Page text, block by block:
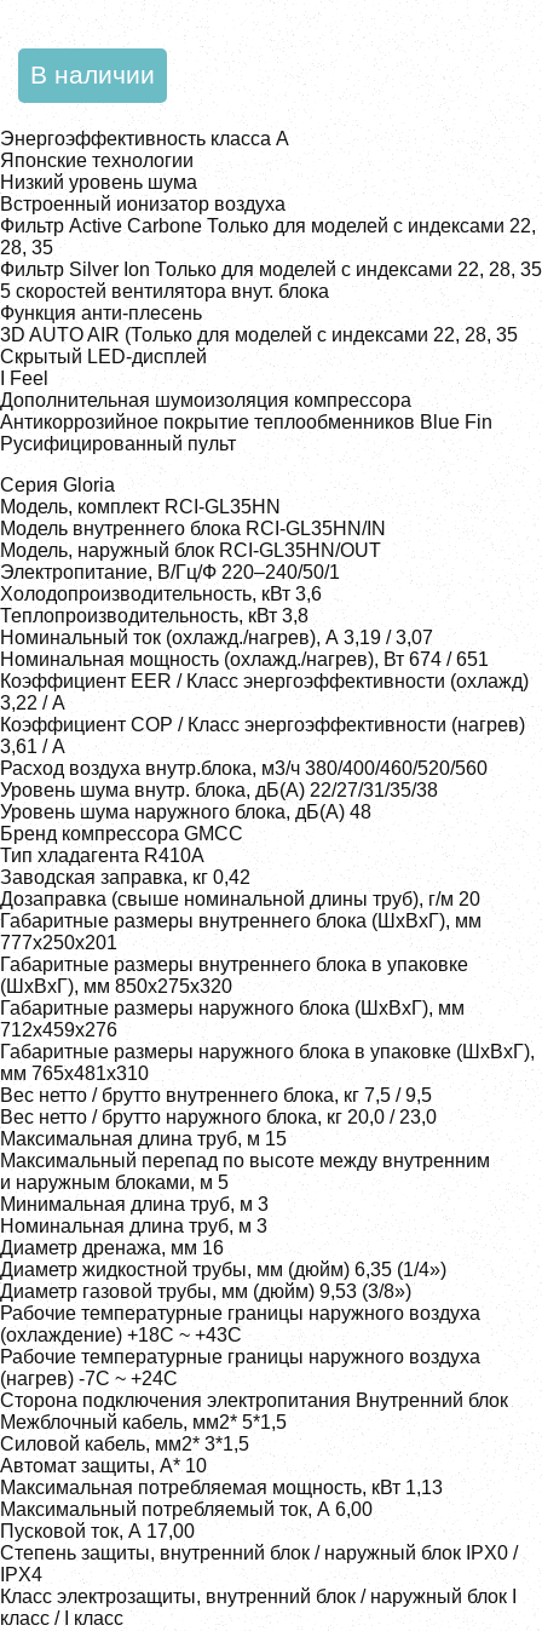
В наличии
Энергоэффективность класса А
Японские технологии
Низкий уровень шума
Встроенный ионизатор воздуха
Фильтр Active Carbone Только для моделей с индексами 22,
28, 35
Фильтр Silver Ion Только для моделей с индексами 22, 28, 35
5 скоростей вентилятора внут. блока
Функция анти-плесень
3D AUTO AIR (Только для моделей с индексами 22, 28, 35
Скрытый LED-дисплей
I Feel
Дополнительная шумоизоляция компрессора
Антикоррозийное покрытие теплообменников Blue Fin
Русифицированный пульт
Серия Gloria
Модель, комплект RCI-GL35HN
Модель внутреннего блока RCI-GL35HN/IN
Модель, наружный блок RCI-GL35HN/OUT
Электропитание, В/Гц/Ф 220–240/50/1
Холодопроизводительность, кВт 3,6
Теплопроизводительность, кВт 3,8
Номинальный ток (охлажд./нагрев), А 3,19 / 3,07
Номинальная мощность (охлажд./нагрев), Вт 674 / 651
Коэффициент EER / Класс энергоэффективности (охлажд)
3,22 / A
Коэффициент COP / Класс энергоэффективности (нагрев)
3,61 / A
Расход воздуха внутр.блока, м3/ч 380/400/460/520/560
Уровень шума внутр. блока, дБ(А) 22/27/31/35/38
Уровень шума наружного блока, дБ(A) 48
Бренд компрессора GMCC
Тип хладагента R410A
Заводская заправка, кг 0,42
Дозаправка (свыше номинальной длины труб), г/м 20
Габаритные размеры внутреннего блока (ШxВxГ), мм
777x250x201
Габаритные размеры внутреннего блока в упаковке
(ШхВхГ), мм 850x275x320
Габаритные размеры наружного блока (ШxВxГ), мм
712x459x276
Габаритные размеры наружного блока в упаковке (ШxВxГ),
мм 765x481x310
Вес нетто / брутто внутреннего блока, кг 7,5 / 9,5
Вес нетто / брутто наружного блока, кг 20,0 / 23,0
Максимальная длина труб, м 15
Максимальный перепад по высоте между внутренним
и наружным блоками, м 5
Минимальная длина труб, м 3
Номинальная длина труб, м 3
Диаметр дренажа, мм 16
Диаметр жидкостной трубы, мм (дюйм) 6,35 (1/4»)
Диаметр газовой трубы, мм (дюйм) 9,53 (3/8»)
Рабочие температурные границы наружного воздуха
(охлаждение) +18С ~ +43С
Рабочие температурные границы наружного воздуха
(нагрев) -7С ~ +24С
Сторона подключения электропитания Внутренний блок
Межблочный кабель, мм2* 5*1,5
Силовой кабель, мм2* 3*1,5
Автомат защиты, А* 10
Максимальная потребляемая мощность, кВт 1,13
Максимальный потребляемый ток, А 6,00
Пусковой ток, А 17,00
Степень защиты, внутренний блок / наружный блок IPX0 /
IPX4
Класс электрозащиты, внутренний блок / наружный блок I
класс / I класс